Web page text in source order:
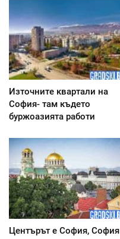
Източните квартали на
София- там където
буржоазията работи
Центърът е София, София